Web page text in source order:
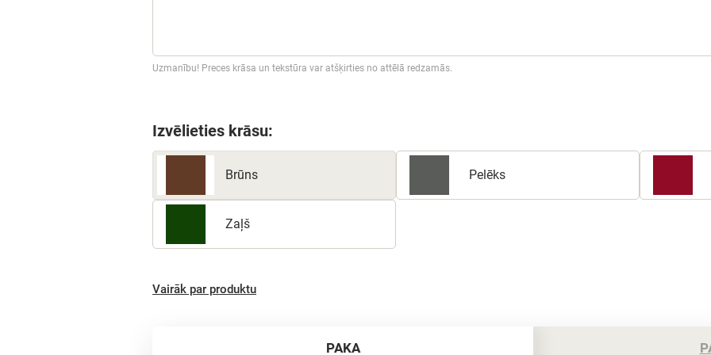
Uzmanību! Preces krāsa un tekstūra var atšķirties no attēlā redzamās.
Izvēlieties krāsu:
Brūns Pelēks
Zaļš
Vairāk par produktu
PAKA